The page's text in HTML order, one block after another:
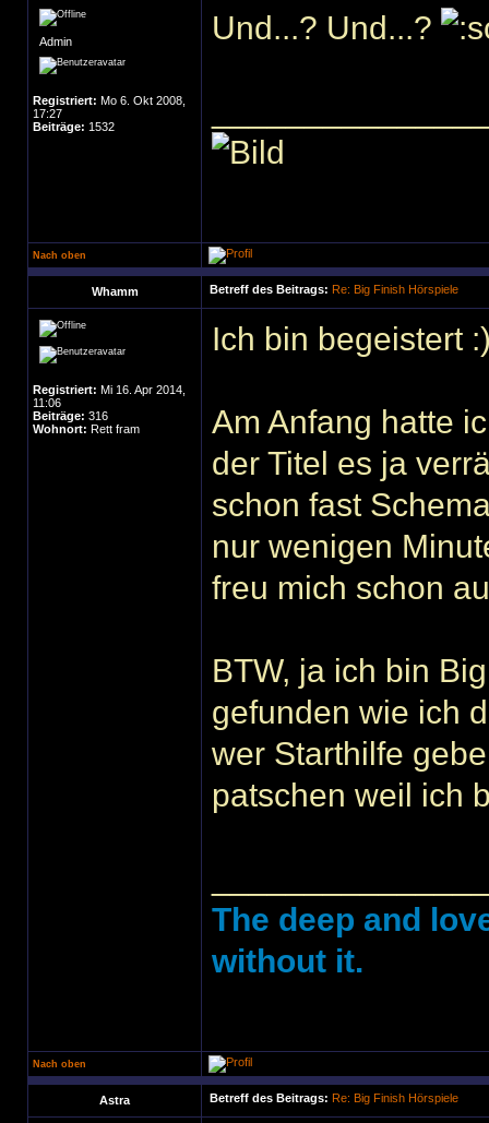
Admin
Registriert: Mo 6. Okt 2008,
17:27
Beiträge: 1532
Und...? Und...?
Nach oben
Whamm Betreff des Beitrags: Re: Big Finish Hörspiele
Registriert: Mi 16. Apr 2014,
11:06
Beiträge: 316
Wohnort: Rett fram
Ich bin begeistert
Am Anfang hatte
der Titel es ja
schon fast
nur wenigen
freu mich schon
BTW, ja ich bin
gefunden wie ich
wer Starthilfe
patschen weil ich
The deep and
without it.
Nach oben
Astra Betreff des Beitrags: Re: Big Finish Hörspiele